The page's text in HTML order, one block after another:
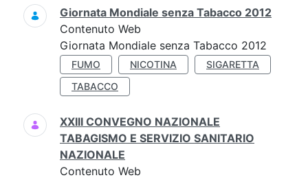
Giornata Mondiale senza Tabacco 2012
Contenuto Web
Giornata Mondiale senza Tabacco 2012
FUMO NICOTINA
SIGARETTA
TABACCO
XXIII CONVEGNO NAZIONALE
TABAGISMO E SERVIZIO SANITARIO
NAZIONALE
Contenuto Web